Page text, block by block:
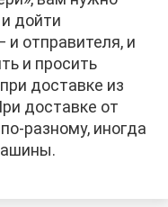
дойти
отправителя, и
и просить
доставке из
доставке от
разному, иногда